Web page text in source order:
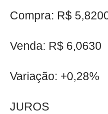
Compra: R$
Venda: R$ 6,0630
Variação: +0,28%
JUROS